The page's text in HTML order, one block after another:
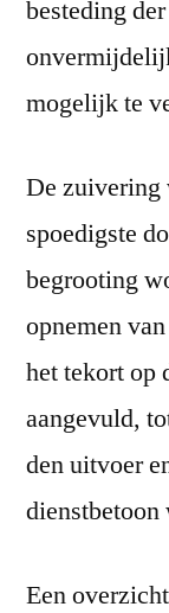
besteding
mogelijk te
De zuivering
spoedigste
begrooting
opnemen
het tekort op
aangevuld,
den uitvoer
Een